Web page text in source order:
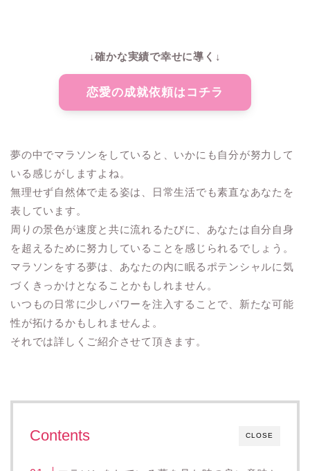
↓確かな実績で幸せに導く↓
恋愛の成就依頼はコチラ
夢の中でマラソンをしていると、いかにも自分が努力して
いる感じがしますよね。
無理せず自然体で走る姿は、日常生活でも素直なあなたを
表しています。
周りの景色が速度と共に流れるたびに、あなたは自分自身
を超えるために努力していることを感じられるでしょう。
マラソンをする夢は、あなたの内に眠るポテンシャルに気
づくきっかけとなることかもしれません。
いつもの日常に少しパワーを注入することで、新たな可能
性が拓けるかもしれませんよ。
それでは詳しくご紹介させて頂きます。
CLOSE
Contents